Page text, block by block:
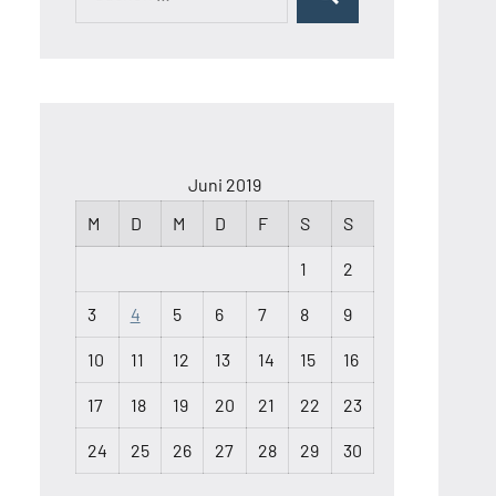
Suchen
Juni 2019
M
D M D F S S
1 2
3 4 5 6 7 8 9
10 11 12 13 14 15 16
17 18 19 20 21 22 23
24 25 26 27 28 29 30